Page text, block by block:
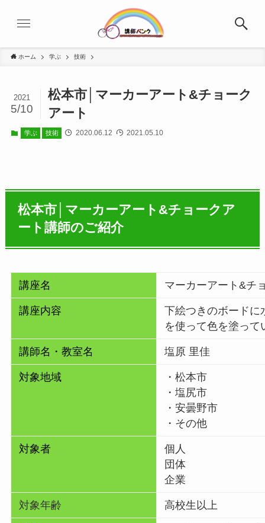
ホーム 学ぶ 技術
松本市│マーカーアート&チョーク
アート
2021
5/10
学ぶ 技術 2020.06.12 2021.05.10
松本市│マーカーアート&チョークア
ート講師のご紹介
講座名 マーカーアート&チ
講座内容
下絵つきのボードに
を使って色を塗って
講師名・教室名 塩原 里佳
対象地域
・松本市
・塩尻市
・安曇野市
・その他
対象者
個人
団体
企業
対象年齢 高校生以上